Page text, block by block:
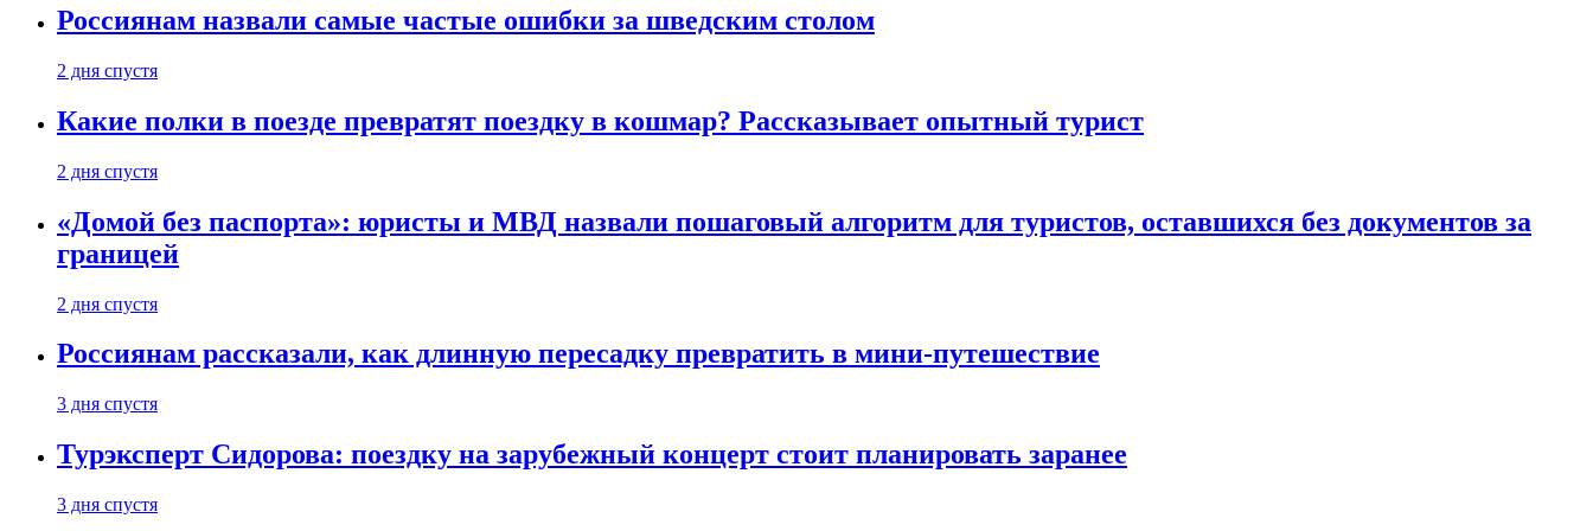
Россиянам назвали самые частые ошибки за шведским столом
2 дня спустя
Какие полки в поезде превратят поездку в кошмар? Рассказывает опытный турист
2 дня спустя
«Домой без паспорта»: юристы и МВД назвали пошаговый алгоритм для туристов, оставшихся без документов за
границей
2 дня спустя
Россиянам рассказали, как длинную пересадку превратить в мини-путешествие
3 дня спустя
Турэксперт Сидорова: поездку на зарубежный концерт стоит планировать заранее
3 дня спустя